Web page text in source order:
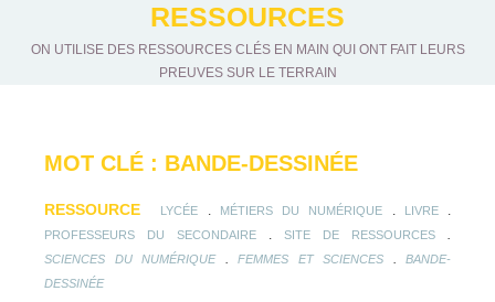
RESSOURCES
ON UTILISE DES RESSOURCES CLÉS EN MAIN QUI ONT FAIT LEURS
PREUVES SUR LE TERRAIN
MOT CLÉ : BANDE-DESSINÉE
RESSOURCE LYCÉE MÉTIERS DU NUMÉRIQUE LIVRE.
PROFESSEURS DU SECONDAIRE SITE DE RESSOURCES
SCIENCES DU NUMÉRIQUE. FEMMES ET SCIENCES
BANDE-
DESSINÉE